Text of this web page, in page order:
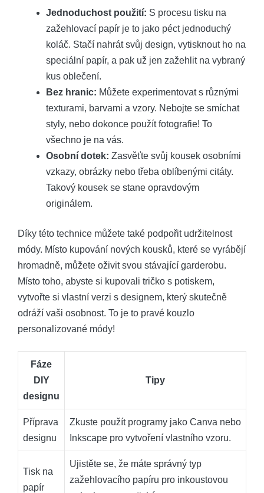
Jednoduchost použití: S procesu tisku na
zažehlovací papír je to jako péct jednoduchý
koláč. Stačí nahrát svůj design, vytisknout ho na
speciální papír, a pak už jen zažehlit na vybraný
kus oblečení.
Bez hranic: Můžete experimentovat s různými
texturami, barvami a vzory. Nebojte se smíchat
styly, nebo dokonce použít fotografie! To
všechno je na vás.
Osobní dotek: Zasvěťte svůj kousek osobními
vzkazy, obrázky nebo třeba oblíbenými citáty.
Takový kousek se stane opravdovým
originálem.
Díky této technice můžete také podpořit udržitelnost
módy. Místo kupování nových kousků, které se vyrábějí
hromadně, můžete oživit svou stávající garderobu.
Místo toho, abyste si kupovali tričko s potiskem,
vytvořte si vlastní verzi s designem, který skutečně
odráží vaši osobnost. To je to pravé kouzlo
personalizované módy!
Fáze
DIY
designu
Tipy
Příprava
designu
Zkuste použít programy jako Canva nebo
Inkscape pro vytvoření vlastního vzoru.
Tisk na
papír
Ujistěte se, že máte správný typ
zažehlovacího papíru pro inkoustovou